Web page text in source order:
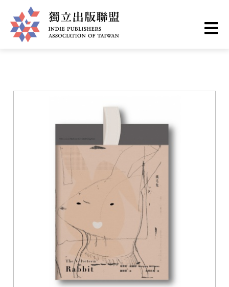
至
主
立
您
裡
首頁 ❯ 書籍一覽